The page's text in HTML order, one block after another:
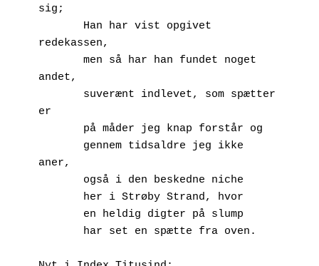
sig;
redekassen,
andet,
er
       på måder jeg knap forstår og
aner,
       også i den beskedne niche
       her i Strøby Strand, hvor
       en heldig digter på slump
       har set en spætte fra oven.